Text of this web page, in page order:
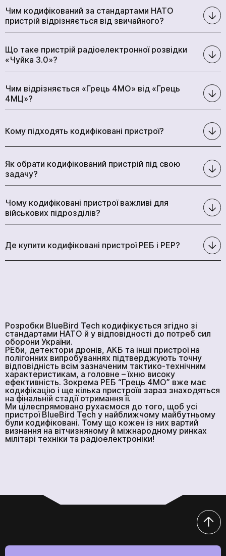
Чим кодифікований за стандартами НАТО
пристрій відрізняється від звичайного?
Що таке пристрій радіоелектронної розвідки
«Чуйка 3.0»?
Чим відрізняється «Грець 4МО» від «Грець
4МЦ»?
Кому підходять кодифіковані пристрої?
Як обрати кодифікований пристрій під свою
задачу?
Чому кодифіковані пристрої важливі для
військових підрозділів?
Де купити кодифіковані пристрої РЕБ і РЕР?
Розробки BlueBird Tech кодифікується згідно зі
стандартами НАТО й у відповідності до потреб сил
оборони України.
РЕби, детектори дронів, АКБ та інші пристрої на
полігонних випробуваннях підтверджують точну
відповідність всім зазначеним тактико-технічним
характеристикам, а головне – їхню високу
ефективність. Зокрема РЕБ “Грець 4МО” вже має
кодифікацію і ще кілька пристроїв зараз знаходяться
на фінальній стадії отримання її.
Ми цілеспрямовано рухаємося до того, щоб усі
пристрої BlueBird Tech у найближчому майбутньому
були кодифіковані. Тому що кожен із них вартий
визнання на вітчизняному й міжнародному ринках
мілітарі техніки та радіоелектроніки!